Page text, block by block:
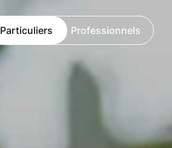
Particuliers Professionnels